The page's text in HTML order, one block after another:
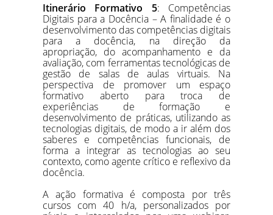
Itinerário Formativo 5: Competências
Digitais para a Docência – A finalidade é o
desenvolvimento das competências digitais
para a docência, na direção da
apropriação, do acompanhamento e da
avaliação, com ferramentas tecnológicas de
gestão de salas de aulas virtuais. Na
perspectiva de promover um espaço
formativo aberto para troca de
experiências de formação e
desenvolvimento de práticas, utilizando as
tecnologias digitais, de modo a ir além dos
saberes e competências funcionais, de
forma a integrar as tecnologias ao seu
contexto, como agente crítico e reflexivo da
docência.
A ação formativa é composta por três
cursos com 40 h/a, personalizados por